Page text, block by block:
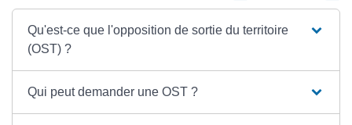
Qu'est-ce que l'opposition de sortie du territoire
(OST) ?
Qui peut demander une OST ?